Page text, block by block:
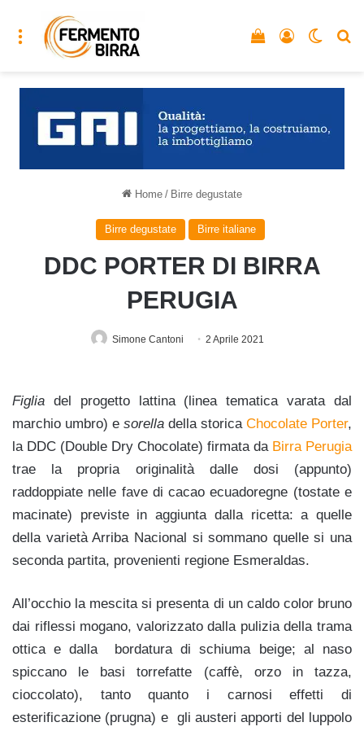
Menu Accedi
Vedi il carrello
Home / Birre degustate
Birre degustate Birre italiane
DDC PORTER DI BIRRA
PERUGIA
Simone Cantoni 2 Aprile 2021
Figlia del progetto lattina (linea tematica varata dal
marchio umbro) e sorella della storica Chocolate Porter,
la DDC (Double Dry Chocolate) firmata da Birra Perugia
trae la propria originalità dalle dosi (appunto)
raddoppiate nelle fave di cacao ecuadoregne (tostate e
macinate) previste in aggiunta dalla ricetta: a quelle
della varietà Arriba Nacional si sommano quelle si una
seconda partita, provenienti regione Esmeraldas.
All’occhio la mescita si presenta di un caldo color bruno
dai riflessi mogano, valorizzato dalla pulizia della trama
ottica e dalla bordatura di schiuma beige; al naso
spiccano le basi torrefatte (caffè, orzo in tazza,
cioccolato), tanto quanto i carnosi effetti di
esterificazione (prugna) e gli austeri apporti del luppolo